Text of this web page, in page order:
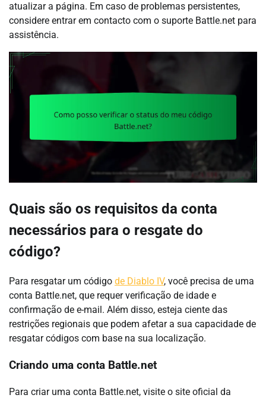
atualizar a página. Em caso de problemas persistentes,
considere entrar em contacto com o suporte Battle.net para
assistência.
Quais são os requisitos da conta
necessários para o resgate do
código?
Para resgatar um código de Diablo IV, você precisa de uma
conta Battle.net, que requer verificação de idade e
confirmação de e-mail. Além disso, esteja ciente das
restrições regionais que podem afetar a sua capacidade de
resgatar códigos com base na sua localização.
Criando uma conta Battle.net
Para criar uma conta Battle.net, visite o site oficial da